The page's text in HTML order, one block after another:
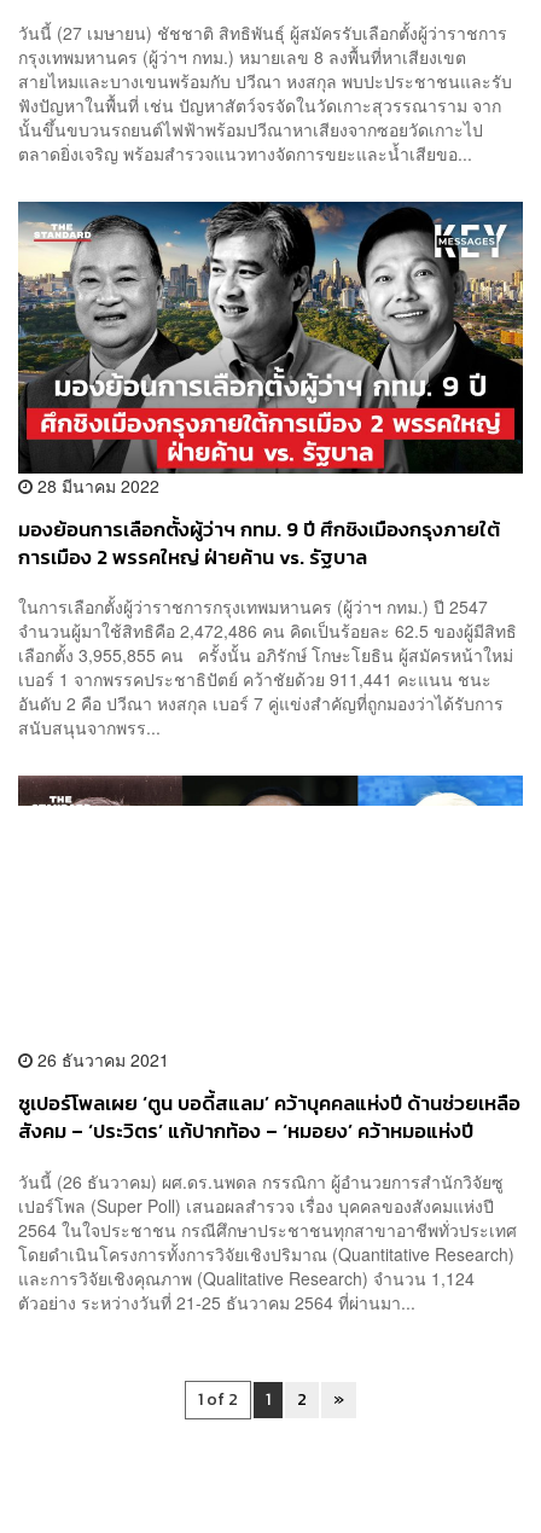
วันนี้ (27 เมษายน) ชัชชาติ สิทธิพันธุ์ ผู้สมัครรับเลือกตั้งผู้ว่าราชการ
กรุงเทพมหานคร (ผู้ว่าฯ กทม.) หมายเลข 8 ลงพื้นที่หาเสียงเขต
สายไหมและบางเขนพร้อมกับ ปวีณา หงสกุล พบปะประชาชนและรับ
ฟังปัญหาในพื้นที่ เช่น ปัญหาสัตว์จรจัดในวัดเกาะสุวรรณาราม จาก
นั้นขึ้นขบวนรถยนต์ไฟฟ้าพร้อมปวีณาหาเสียงจากซอยวัดเกาะไป
ตลาดยิ่งเจริญ พร้อมสำรวจแนวทางจัดการขยะและน้ำเสียขอ...
28 มีนาคม 2022
มองย้อนการเลือกตั้งผู้ว่าฯ กทม. 9 ปี ศึกชิงเมืองกรุงภายใต้
การเมือง 2 พรรคใหญ่ ฝ่ายค้าน vs. รัฐบาล
ในการเลือกตั้งผู้ว่าราชการกรุงเทพมหานคร (ผู้ว่าฯ กทม.) ปี 2547
จำนวนผู้มาใช้สิทธิคือ 2,472,486 คน คิดเป็นร้อยละ 62.5 ของผู้มีสิทธิ
เลือกตั้ง 3,955,855 คน ครั้งนั้น อภิรักษ์ โกษะโยธิน ผู้สมัครหน้าใหม่
เบอร์ 1 จากพรรคประชาธิปัตย์ คว้าชัยด้วย 911,441 คะแนน ชนะ
อันดับ 2 คือ ปวีณา หงสกุล เบอร์ 7 คู่แข่งสำคัญที่ถูกมองว่าได้รับการ
สนับสนุนจากพรร...
26 ธันวาคม 2021
ซูเปอร์โพลเผย ‘ตูน บอดี้สแลม’ คว้าบุคคลแห่งปี ด้านช่วยเหลือ
สังคม – ‘ประวิตร’ แก้ปากท้อง – ‘หมอยง’ คว้าหมอแห่งปี
วันนี้ (26 ธันวาคม) ผศ.ดร.นพดล กรรณิกา ผู้อำนวยการสำนักวิจัยซู
เปอร์โพล (Super Poll) เสนอผลสำรวจ เรื่อง บุคคลของสังคมแห่งปี
2564 ในใจประชาชน กรณีศึกษาประชาชนทุกสาขาอาชีพทั่วประเทศ
โดยดำเนินโครงการทั้งการวิจัยเชิงปริมาณ (Quantitative Research)
และการวิจัยเชิงคุณภาพ (Qualitative Research) จำนวน 1,124
ตัวอย่าง ระหว่างวันที่ 21-25 ธันวาคม 2564 ที่ผ่านมา...
1 of 2 1 2 »